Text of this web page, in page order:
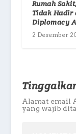
Rumah
Tidak Hadir
Diplomacy
2 Desember
Alamat email
yang wajib